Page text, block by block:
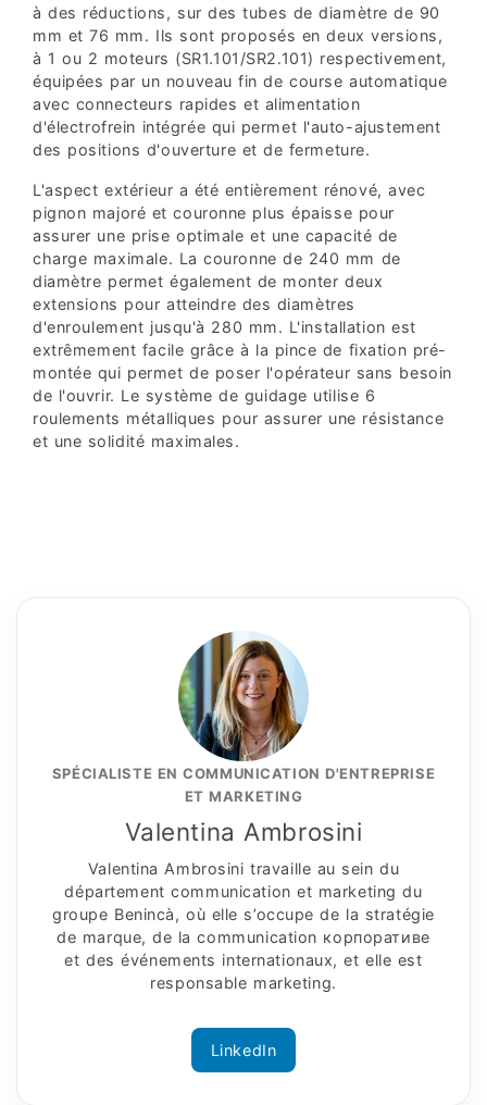
à des réductions, sur des tubes de diamètre de 90
mm et 76 mm. Ils sont proposés en deux versions,
à 1 ou 2 moteurs (SR1.101/SR2.101) respectivement,
équipées par un nouveau fin de course automatique
avec connecteurs rapides et alimentation
d'électrofrein intégrée qui permet l'auto-ajustement
des positions d'ouverture et de fermeture.
L'aspect extérieur a été entièrement rénové, avec
pignon majoré et couronne plus épaisse pour
assurer une prise optimale et une capacité de
charge maximale. La couronne de 240 mm de
diamètre permet également de monter deux
extensions pour atteindre des diamètres
d'enroulement jusqu'à 280 mm. L'installation est
extrêmement facile grâce à la pince de fixation pré-
montée qui permet de poser l'opérateur sans besoin
de l'ouvrir. Le système de guidage utilise 6
roulements métalliques pour assurer une résistance
et une solidité maximales.
SPÉCIALISTE EN COMMUNICATION D'ENTREPRISE
ET MARKETING
Valentina Ambrosini
Valentina Ambrosini travaille au sein du
département communication et marketing du
groupe Benincà, où elle s’occupe de la stratégie
de marque, de la communication корпоративe
et des événements internationaux, et elle est
responsable marketing.
LinkedIn